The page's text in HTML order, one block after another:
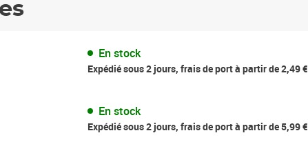
En stock
Expédié sous 2 jours, frais de port à partir de 2,49 €
En stock
Expédié sous 2 jours, frais de port à partir de 5,99 €